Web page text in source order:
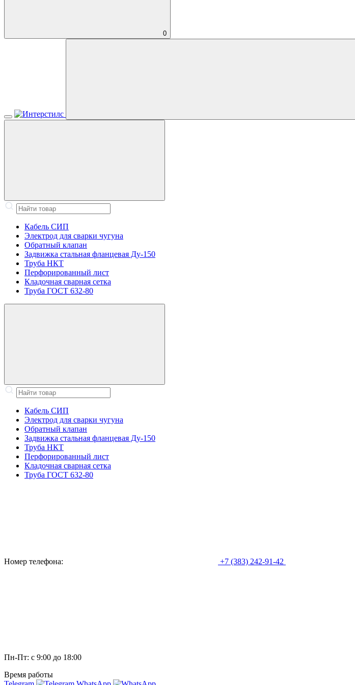
0
Кабель СИП
Электрод для сварки чугуна
Обратный клапан
Задвижка стальная фланцевая Ду-150
Труба НКТ
Перфорированный лист
Кладочная сварная сетка
Труба ГОСТ 632-80
Кабель СИП
Электрод для сварки чугуна
Обратный клапан
Задвижка стальная фланцевая Ду-150
Труба НКТ
Перфорированный лист
Кладочная сварная сетка
Труба ГОСТ 632-80
Номер телефона: +7 (383) 242-91-42
Пн-Пт: с 9:00 до 18:00
Время работы